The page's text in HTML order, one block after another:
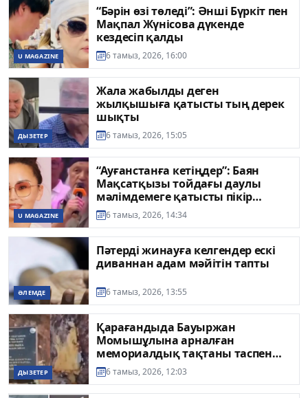
U MAGAZINE
“Бәрін өзі төледі”: Әнші Бүркіт пен
Мақпал Жүнісова дүкенде
кездесіп қалды
6 тамыз, 2026, 16:00
ДЫЗЕТЕР
Жала жабылды деген
жылқышыға қатысты тың дерек
шықты
6 тамыз, 2026, 15:05
U MAGAZINE
“Ауғанстанға кетіңдер”: Баян
Мақсатқызы тойдағы даулы
мәлімдемеге қатысты пікір
білдірді
6 тамыз, 2026, 14:34
ӘЛЕМДЕ
Пәтерді жинауға келгендер ескі
диваннан адам мәйітін тапты
6 тамыз, 2026, 13:55
ДЫЗЕТЕР
Қарағандыда Бауыржан
Момышұлына арналған
мемориалдық тақтаны таспен
ұрып сындырған
6 тамыз, 2026, 12:03